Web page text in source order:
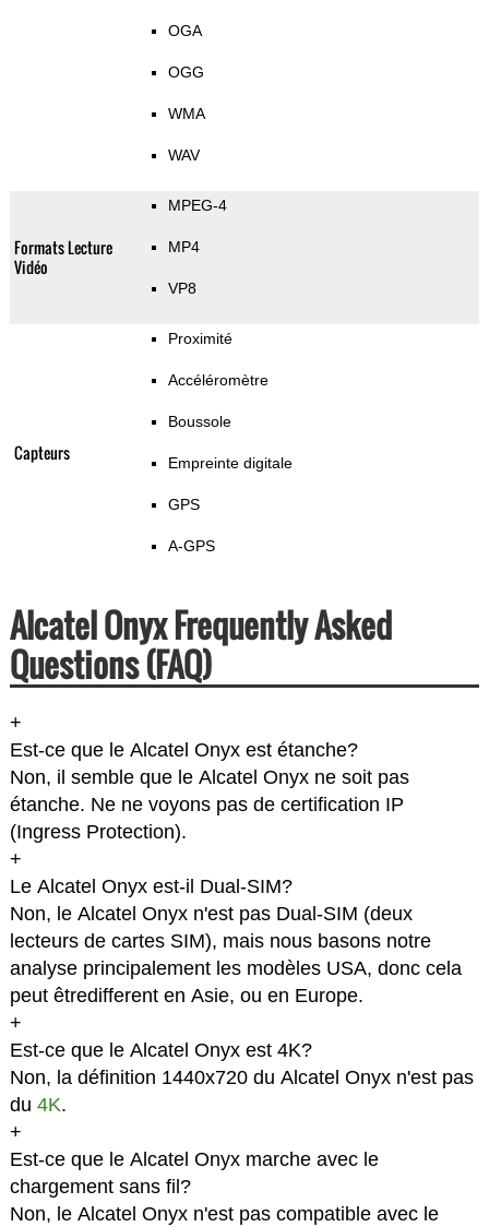
OGA
OGG
WMA
WAV
Formats Lecture
Vidéo
MPEG-4
MP4
VP8
Capteurs
Proximité
Accéléromètre
Boussole
Empreinte digitale
GPS
A-GPS
Alcatel Onyx Frequently Asked
Questions (FAQ)
+
Est-ce que le Alcatel Onyx est étanche?
Non, il semble que le Alcatel Onyx ne soit pas
étanche. Ne ne voyons pas de certification IP
(Ingress Protection).
+
Le Alcatel Onyx est-il Dual-SIM?
Non, le Alcatel Onyx n'est pas Dual-SIM (deux
lecteurs de cartes SIM), mais nous basons notre
analyse principalement les modèles USA, donc cela
peut êtredifferent en Asie, ou en Europe.
+
Est-ce que le Alcatel Onyx est 4K?
Non, la définition 1440x720 du Alcatel Onyx n'est pas
du 4K.
+
Est-ce que le Alcatel Onyx marche avec le
chargement sans fil?
Non, le Alcatel Onyx n'est pas compatible avec le